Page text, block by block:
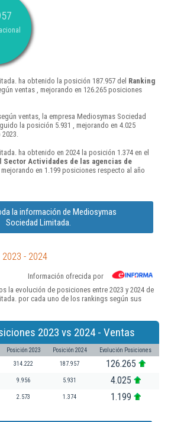
ha obtenido la posición 187.957 del Ranking
ventas , mejorando en 126.265 posiciones
ventas, la empresa Mediosymas Sociedad
la posición 5.931 , mejorando en 4.025
ha obtenido en 2024 la posición 1.374 en el
Sector Actividades de las agencias de
en 1.199 posiciones respecto al año
la información de Mediosymas
Sociedad Limitada.
- 2024
Información ofrecida por
la evolución de posiciones entre 2023 y 2024 de
por cada uno de los rankings según sus
2023 vs 2024 - Ventas
Posición 2023 Posición 2024 Evolución Posiciones
314.222 187.957 126.265
9.956 5.931 4.025
2.573 1.374 1.199